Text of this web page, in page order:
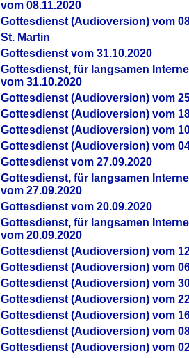
vom 08.11.2020
Gottesdienst (Audioversion) vom
St. Martin
Gottesdienst vom 31.10.2020
Gottesdienst, für langsamen
vom 31.10.2020
Gottesdienst (Audioversion) vom
Gottesdienst (Audioversion) vom
Gottesdienst (Audioversion) vom
Gottesdienst (Audioversion) vom
Gottesdienst vom 27.09.2020
Gottesdienst, für langsamen
vom 27.09.2020
Gottesdienst vom 20.09.2020
Gottesdienst, für langsamen
vom 20.09.2020
Gottesdienst (Audioversion) vom
Gottesdienst (Audioversion) vom
Gottesdienst (Audioversion) vom
Gottesdienst (Audioversion) vom
Gottesdienst (Audioversion) vom
Gottesdienst (Audioversion) vom
Gottesdienst (Audioversion) vom